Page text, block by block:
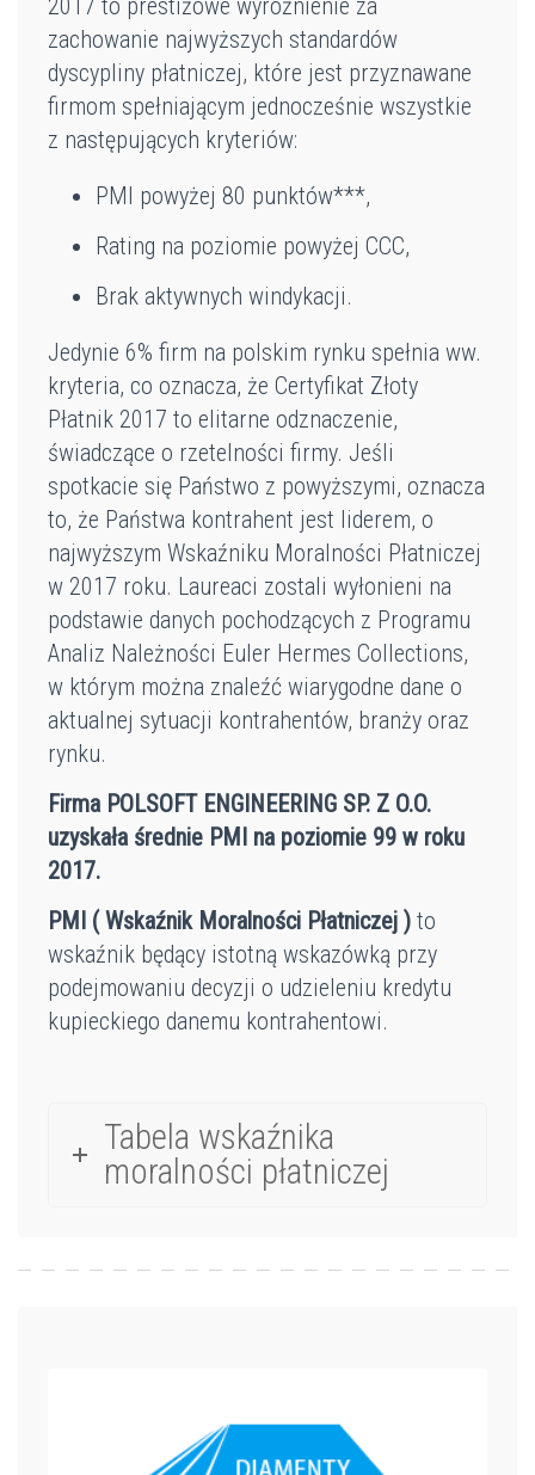
2017 to prestiżowe wyróżnienie za
zachowanie najwyższych standardów
dyscypliny płatniczej, które jest przyznawane
firmom spełniającym jednocześnie wszystkie
z następujących kryteriów:
PMI powyżej 80 punktów***,
Rating na poziomie powyżej CCC,
Brak aktywnych windykacji.
Jedynie 6% firm na polskim rynku spełnia ww.
kryteria, co oznacza, że Certyfikat Złoty
Płatnik 2017 to elitarne odznaczenie,
świadczące o rzetelności firmy. Jeśli
spotkacie się Państwo z powyższymi, oznacza
to, że Państwa kontrahent jest liderem, o
najwyższym Wskaźniku Moralności Płatniczej
w 2017 roku. Laureaci zostali wyłonieni na
podstawie danych pochodzących z Programu
Analiz Należności Euler Hermes Collections,
w którym można znaleźć wiarygodne dane o
aktualnej sytuacji kontrahentów, branży oraz
rynku.
Firma POLSOFT ENGINEERING SP. Z O.O.
uzyskała średnie PMI na poziomie 99 w roku
2017.
PMI ( Wskaźnik Moralności Płatniczej ) to
wskaźnik będący istotną wskazówką przy
podejmowaniu decyzji o udzieleniu kredytu
kupieckiego danemu kontrahentowi.
Tabela wskaźnika
moralności płatniczej